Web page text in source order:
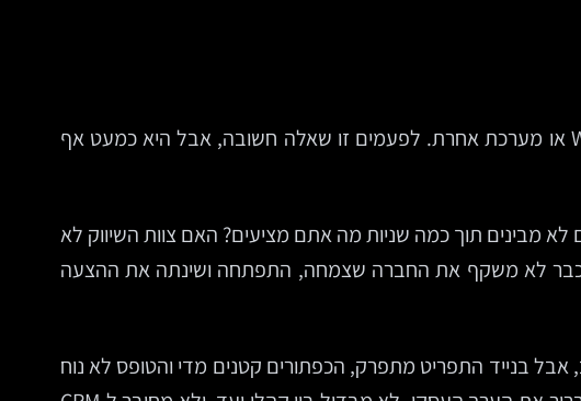
אחת הטעויות הנפוצות היא להתחיל מהצבעים, מהפונטים או מהשאלה אם לעבור ל-WordPress, Shopify או מערכת אחרת. לפעמים זו שאלה חשובה, אבל היא כמעט אף
מבינים תוך כמה שניות מה אתם מציעים? האם צוות השיווק לא
כבר לא משקף את החברה שצמחה, התפתחה ושינתה את ההצעה
בנייד התפריט מתפרק, הכפתורים קטנים מדי והטופס לא נוח